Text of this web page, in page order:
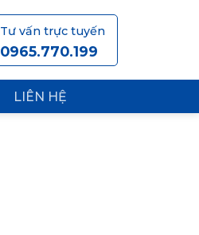
Tư vấn trực tuyến
0965.770.199
LIÊN HỆ